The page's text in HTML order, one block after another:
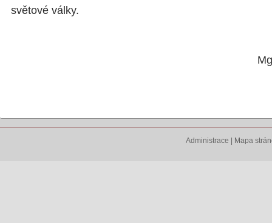
světové války.
Administrace Mapa